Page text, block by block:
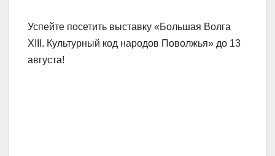
Успейте посетить выставку «Большая Волга
XIII. Культурный код народов Поволжья» до 13
августа!